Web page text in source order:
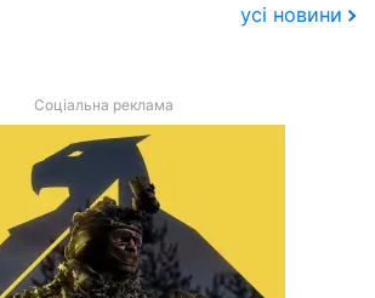
усі новини
Соціальна реклама